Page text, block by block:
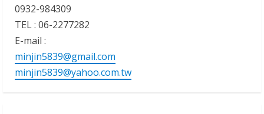
0932-984309
TEL : 06-2277282
E-mail :
minjin5839@gmail.com
minjin5839@yahoo.com.tw